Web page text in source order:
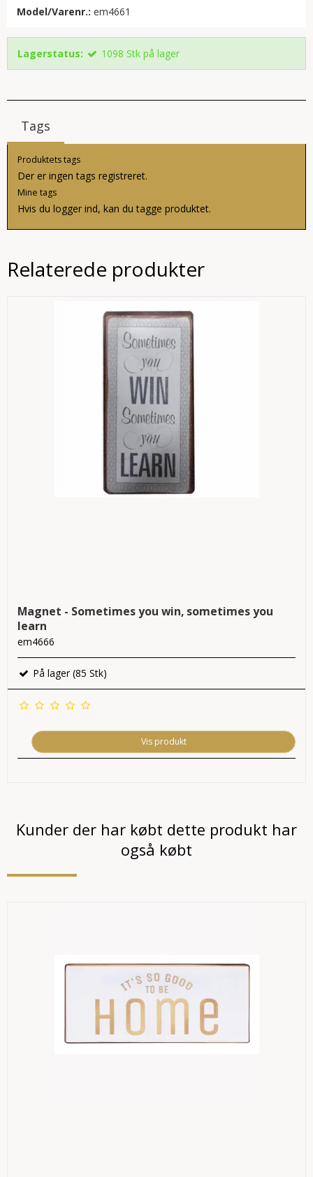
Model/Varenr.: em4661
Lagerstatus: 1098 Stk på lager
Tags
Produktets tags
Der er ingen tags registreret.
Mine tags
Hvis du logger ind, kan du tagge produktet.
Relaterede produkter
Magnet - Sometimes you win, sometimes you
learn
em4666
På lager (85 Stk)
Vis produkt
Kunder der har købt dette produkt har
også købt